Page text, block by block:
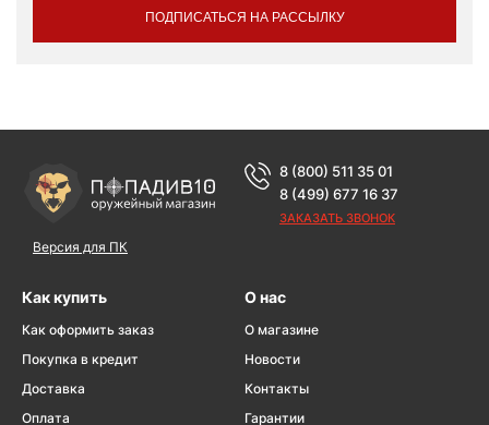
ПОДПИСАТЬСЯ НА РАССЫЛКУ
Версия для ПК
8 (800) 511 35 01
8 (499) 677 16 37
ЗАКАЗАТЬ ЗВОНОК
Как купить
Как оформить заказ
Покупка в кредит
Доставка
Оплата
О нас
О магазине
Новости
Контакты
Гарантии